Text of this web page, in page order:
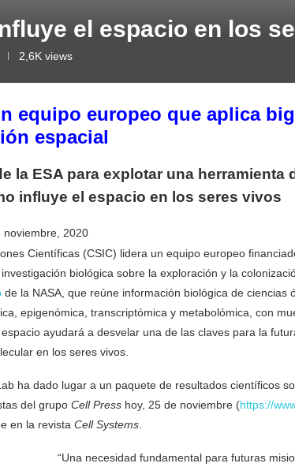
el espacio en los
2,6K views
equipo europeo que aplica
espacial
la ESA para explotar una herramienta
influye el espacio en los seres vivos
2020
Científicas (CSIC) lidera un equipo europeo
biológica sobre la exploración y la
de la NASA, que reúne información biológica de
epigenómica, transcriptómica y metabolómica, con
ayudará a desvelar una de las claves para la
en los seres vivos.
ha dado lugar a un paquete de resultados científicos
del grupo Cell Press hoy, 25 de noviembre (https://
en la revista Cell Systems
“Una necesidad fundamental para futuras